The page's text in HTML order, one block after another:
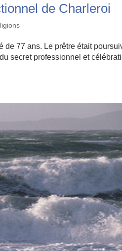
de Charleroi
de 77 ans. Le prêtre était
secret professionnel et